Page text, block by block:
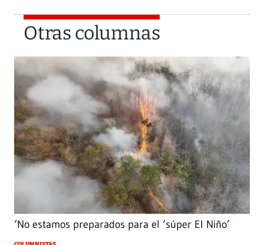
Otras columnas
‘No estamos preparados para el ‘súper El Niño’